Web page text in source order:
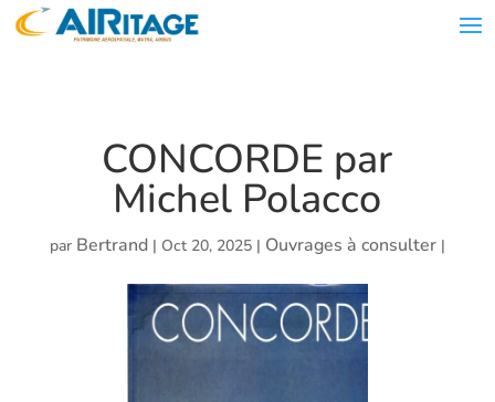
CONCORDE par
Michel Polacco
par Bertrand| Oct 20, 2025| Ouvrages à consulter|